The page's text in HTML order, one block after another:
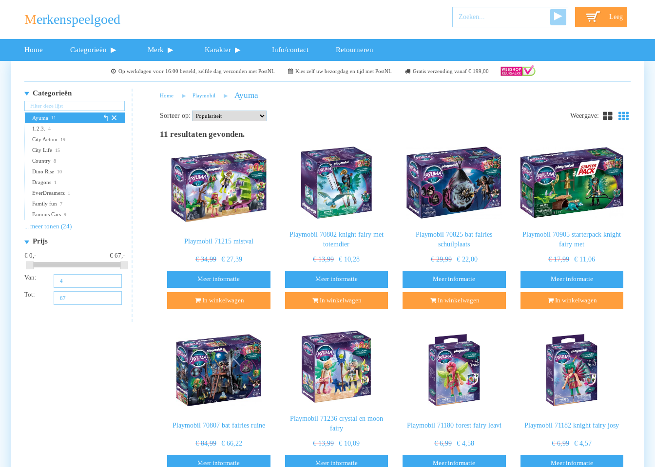
Merkenspeelgoed Leeg
Home Categorieën Merk Karakter Info/contact Retourneren
Op werkdagen voor 16:00 besteld, zelfde dag verzonden met PostNL Kies zelf uw bezorgdag en tijd met PostNL Gratis verzending vanaf € 199,00
Categorieën
Ayuma 11
1.2.3. 4
City Action 19
City Life 15
Country 8
Dino Rise 10
Dragons 1
EverDreamerz 1
Family fun 7
Famous Cars 9
... meer tonen (24)
Prijs
0 67
Van:
Tot:
Home Playmobil Ayuma
Sorteer op: Weergave:
11 resultaten gevonden.
Playmobil 71215 mistval
€ 34,99 € 27,39
Meer informatie
In winkelwagen
Playmobil 70802 knight fairy met
totemdier
€ 13,99 € 10,28
Meer informatie
In winkelwagen
Playmobil 70825 bat fairies
schuilplaats
€ 29,99 € 22,00
Meer informatie
In winkelwagen
Playmobil 70905 starterpack knight
fairy met
€ 17,99 € 11,06
Meer informatie
In winkelwagen
Playmobil 70807 bat fairies ruine
€ 84,99 € 66,22
Meer informatie
Playmobil 71236 crystal en moon
fairy
€ 13,99 € 10,09
Meer informatie
Playmobil 71180 forest fairy leavi
€ 6,99 € 4,58
Meer informatie
Playmobil 71182 knight fairy josy
€ 6,99 € 4,57
Meer informatie